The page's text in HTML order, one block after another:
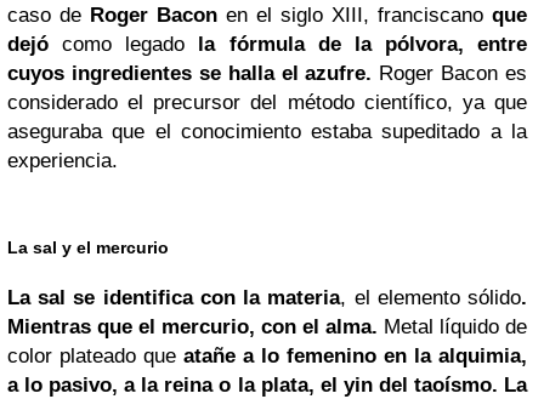
caso de Roger Bacon en el siglo XIII, franciscano que
dejó como legado
la fórmula de la pólvora, entre
cuyos ingredientes se halla el azufre. Roger Bacon es
considerado el precursor del método científico, ya que
aseguraba que el conocimiento estaba supeditado a la
experiencia.
La sal y el mercurio
La sal se identifica con la materia, el elemento sólido.
Mientras que el mercurio, con el alma. Metal líquido de
color plateado que atañe a lo femenino en la alquimia,
a lo pasivo, a la reina o la plata, el yin del taoísmo. La